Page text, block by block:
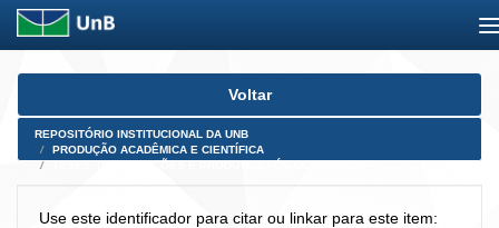
Skip
Voltar
REPOSITÓRIO INSTITUCIONAL DA UNB
PRODUÇÃO ACADÊMICA E CIENTÍFICA
Use este identificador para citar ou linkar para este item: